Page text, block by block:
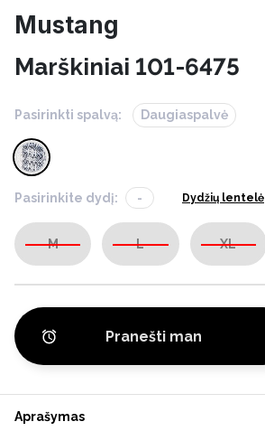
Mustang
Marškiniai 101-6475
Pasirinkti spalvą: Daugiaspalvė
Pasirinkite dydį: - Dydžių lentelė
M L XL
Pranešti man
Aprašymas